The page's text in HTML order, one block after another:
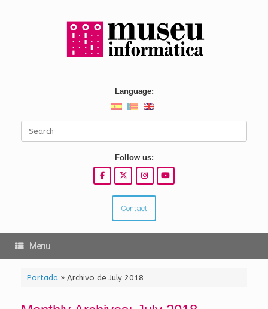
Language:
Follow us:
Contact
Menu
Portada» Archivo de July 2018